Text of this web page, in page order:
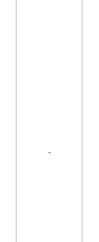
-